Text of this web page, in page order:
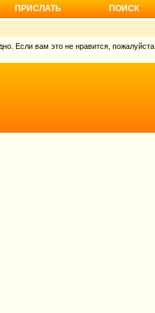
ПРИСЛАТЬ ПОИСК
Если вам это не нравится, пожалуйста,